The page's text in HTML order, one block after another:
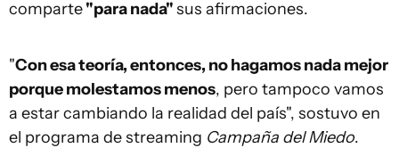
comparte"para nada"sus afirmaciones.
"Con esa teoría, entonces, no hagamos nada mejor
porque molestamos menos, pero tampoco vamos
a estar cambiando la realidad del país", sostuvo en
el programa de streaming Campaña del Miedo.